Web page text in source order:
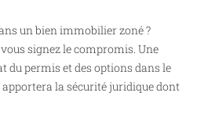
un bien immobilier zoné ?
vous signez le compromis. Une
du permis et des options dans le
apportera la sécurité juridique dont